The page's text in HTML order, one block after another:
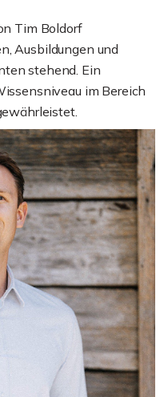
Tim Boldorf
Ausbildungen und
stehend. Ein
im Bereich